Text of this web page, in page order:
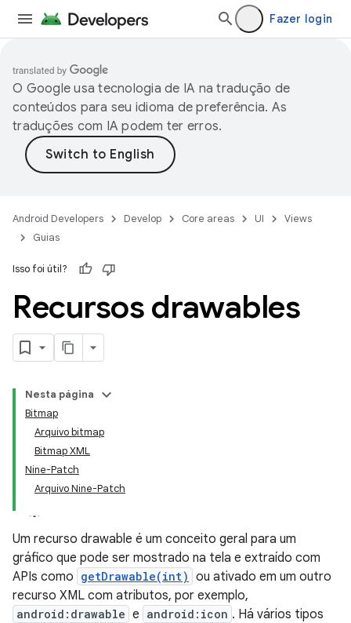
Fazer login
O Google usa tecnologia de IA na tradução de
conteúdos para seu idioma de preferência. As
traduções com IA podem ter erros.
Android Developers Develop Core areas UI
Views
Guias
Isso foi útil?
Recursos drawables
Nesta página
Bitmap
Arquivo bitmap
Bitmap XML
Nine-Patch
Arquivo Nine-Patch
Um recurso drawable é um conceito geral para um
gráfico que pode ser mostrado na tela e extraído com
APIs como getDrawable(int) ou ativado em um outro
recurso XML com atributos, por exemplo,
android:drawable e android:icon . Há vários tipos